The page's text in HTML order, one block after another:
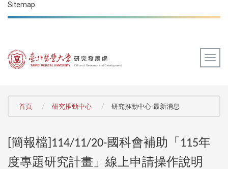
Sitemap
首頁 研究推動中心 研究推動中心-最新消息
簡報檔 ]114/11/20-國科會補助「 115年
度專題研究計畫」線上申請操作說明